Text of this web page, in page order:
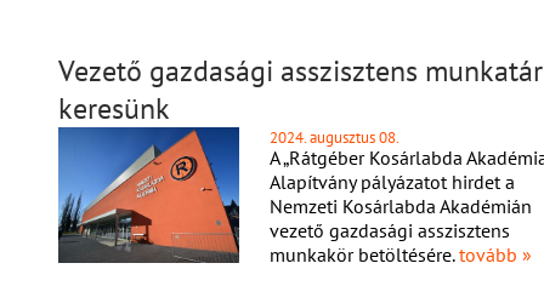
Vezető gazdasági asszisztens
keresünk
2024. augusztus 08.
A „Rátgéber Kosárlabda
Alapítvány pályázatot hirdet a
Nemzeti Kosárlabda Akadémián
vezető gazdasági asszisztens
munkakör betöltésére.tovább »